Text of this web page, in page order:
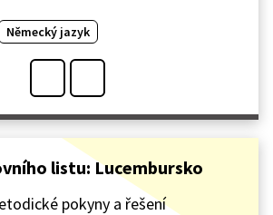
Německý jazyk
listu: Lucembursko
pokyny a řešení